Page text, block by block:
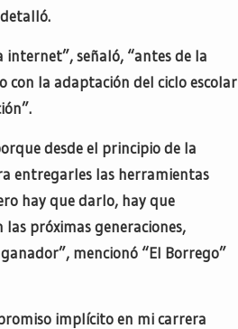
internet”, señaló, “antes de la
la adaptación del ciclo escolar
desde el principio de la
entregarles las herramientas
hay que darlo, hay que
próximas generaciones,
mencionó “El Borrego”
implícito en mi carrera